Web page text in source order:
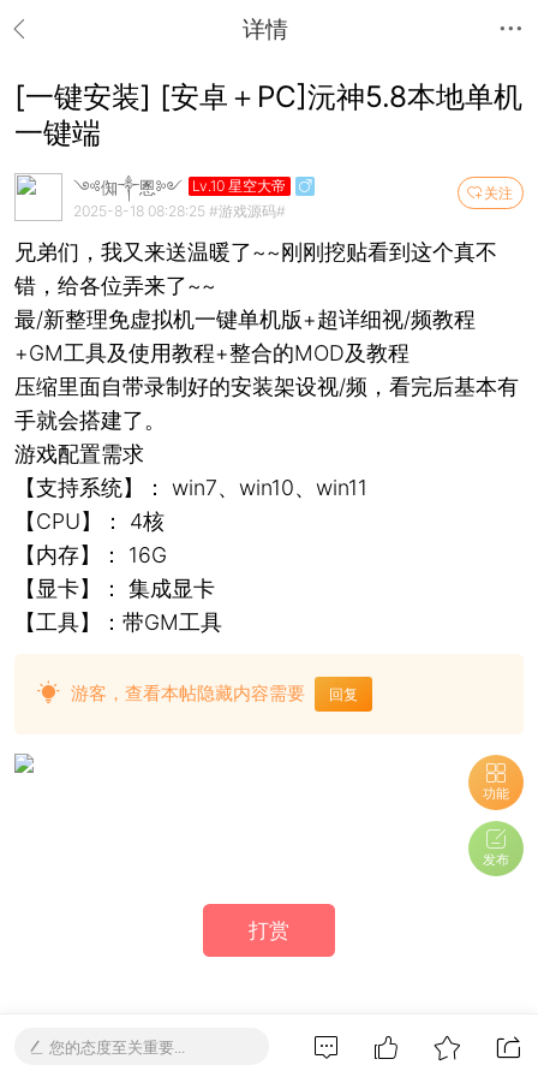
详情
[一键安装] [安卓＋PC]沅神5.8本地单机
一键端
关注
༺倁༒慁༻ Lv.10 星空大帝
2025-8-18 08:28:25 #游戏源码#
兄弟们，我又来送温暖了~~刚刚挖贴看到这个真不
错，给各位弄来了~~
最/新整理免虚拟机一键单机版+超详细视/频教程
+GM工具及使用教程+整合的MOD及教程
压缩里面自带录制好的安装架设视/频，看完后基本有
手就会搭建了。
游戏配置需求
【支持系统】： win7、win10、win11
【CPU】： 4核
【内存】： 16G
【显卡】： 集成显卡
【工具】：带GM工具
游客，查看本帖隐藏内容需要 回复
打赏
源码交流
您的态度至关重要...
功能
发布